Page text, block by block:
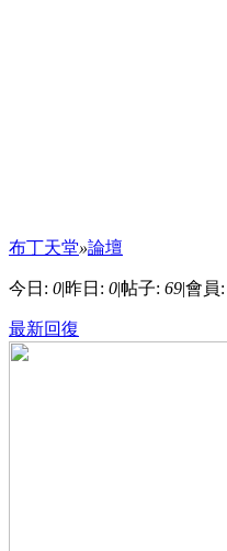
布丁天堂»論壇
今日: 0|昨日: 0|帖子: 69|會員:
最新回復